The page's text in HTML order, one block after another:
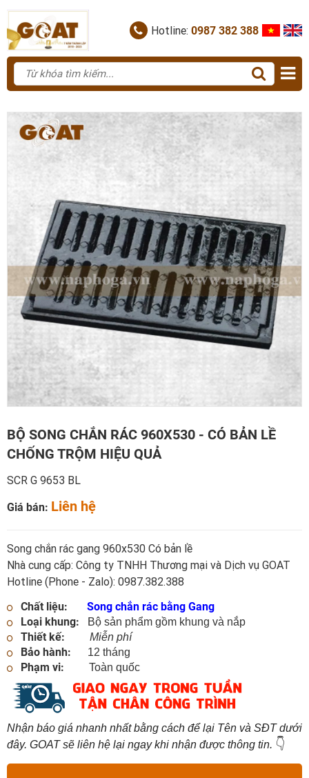
Hotline: 0987 382 388
BỘ SONG CHẮN RÁC 960X530 - CÓ BẢN LỀ
CHỐNG TRỘM HIỆU QUẢ
SCR G 9653 BL
Giá bán: Liên hệ
Song chắn rác gang 960x530 Có bản lề
Nhà cung cấp: Công ty TNHH Thương mại và Dịch vụ GOAT
Hotline (Phone - Zalo): 0987.382.388
Chất liệu:
Song chắn rác bằng Gang
Loại khung:
Bộ sản phẩm gồm khung và nắp
Thiết kế: Miễn phí
Bảo hành: 12 tháng
Phạm vi: Toàn quốc
Nhận báo giá nhanh nhất bằng cách để lại Tên và SĐT dưới
đây. GOAT sẽ liên hệ lại ngay khi nhận được thông tin. 👇